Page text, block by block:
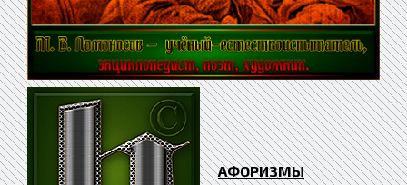
АФОРИЗМЫ